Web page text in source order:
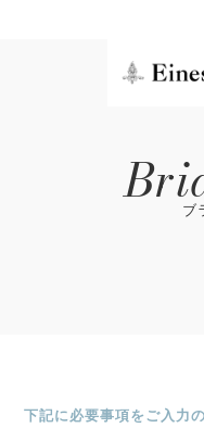
ブ
下記に必要事項をご入力